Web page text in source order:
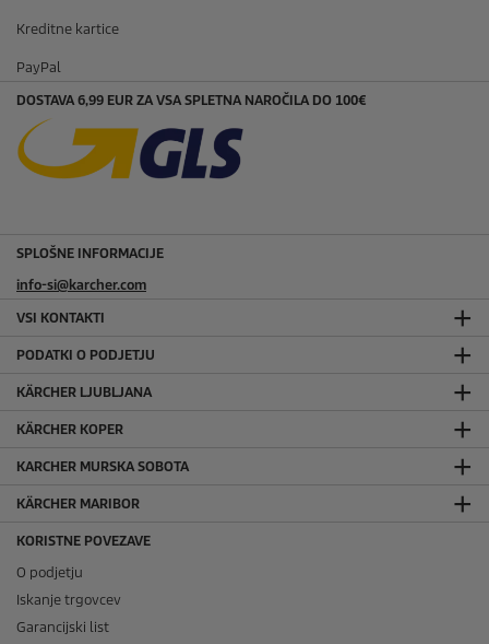
Kreditne kartice
PayPal
DOSTAVA 6,99 EUR ZA VSA SPLETNA NAROČILA DO 100€
SPLOŠNE INFORMACIJE
info-si@karcher.com
VSI KONTAKTI
PODATKI O PODJETJU
KÄRCHER LJUBLJANA
KÄRCHER KOPER
KARCHER MURSKA SOBOTA
KÄRCHER MARIBOR
KORISTNE POVEZAVE
O podjetju
Iskanje trgovcev
Garancijski list